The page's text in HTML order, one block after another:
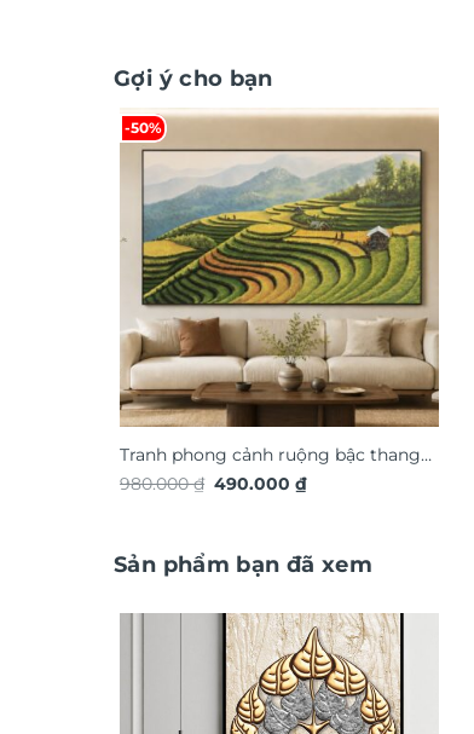
Gợi ý cho bạn
-50%
Tranh phong cảnh ruộng bậc thang
TG4919S
980.000₫ Giá
490.000₫Giá
490.000 ₫.
Sản phẩm bạn đã xem